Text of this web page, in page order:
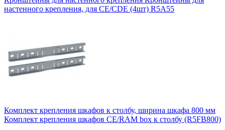
настенного крепления, для CE/CDE (4шт) R5A55
Комплект крепления шкафов к столбу, ширина шкафа 800 мм
Комплект крепления шкафов CE/RAM box к столбу (R5FB800)